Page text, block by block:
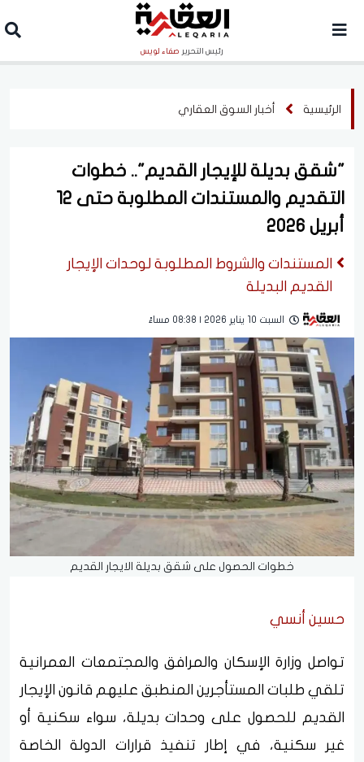
رئيس التحرير صفاء لويس
الرئيسية أخبار السوق العقاري
"شقق بديلة للإيجار القديم".. خطوات
التقديم والمستندات المطلوبة حتى 12
أبريل 2026
المستندات والشروط المطلوبة لوحدات الإيجار
القديم البديلة
السبت 10 يناير 2026 | 08:38 مساءً
خطوات الحصول على شقق بديلة الايجار القديم
حسين أنسي
تواصل وزارة الإسكان والمرافق والمجتمعات العمرانية
تلقي طلبات المستأجرين المنطبق عليهم قانون الإيجار
القديم للحصول على وحدات بديلة، سواء سكنية أو
غير سكنية، في إطار تنفيذ قرارات الدولة الخاصة